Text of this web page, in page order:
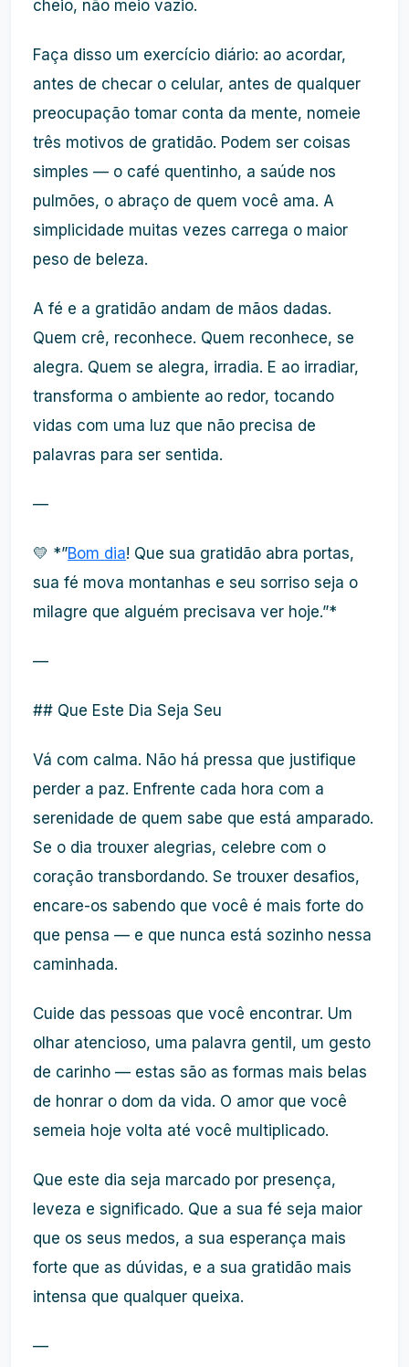
cheio, não meio vazio.
Faça disso um exercício diário: ao acordar,
antes de checar o celular, antes de qualquer
preocupação tomar conta da mente, nomeie
três motivos de gratidão. Podem ser coisas
simples — o café quentinho, a saúde nos
pulmões, o abraço de quem você ama. A
simplicidade muitas vezes carrega o maior
peso de beleza.
A fé e a gratidão andam de mãos dadas.
Quem crê, reconhece. Quem reconhece, se
alegra. Quem se alegra, irradia. E ao irradiar,
transforma o ambiente ao redor, tocando
vidas com uma luz que não precisa de
palavras para ser sentida.
—
💛 *”Bom dia! Que sua gratidão abra portas,
sua fé mova montanhas e seu sorriso seja o
milagre que alguém precisava ver hoje.”*
—
## Que Este Dia Seja Seu
Vá com calma. Não há pressa que justifique
perder a paz. Enfrente cada hora com a
serenidade de quem sabe que está amparado.
Se o dia trouxer alegrias, celebre com o
coração transbordando. Se trouxer desafios,
encare-os sabendo que você é mais forte do
que pensa — e que nunca está sozinho nessa
caminhada.
Cuide das pessoas que você encontrar. Um
olhar atencioso, uma palavra gentil, um gesto
de carinho — estas são as formas mais belas
de honrar o dom da vida. O amor que você
semeia hoje volta até você multiplicado.
Que este dia seja marcado por presença,
leveza e significado. Que a sua fé seja maior
que os seus medos, a sua esperança mais
forte que as dúvidas, e a sua gratidão mais
intensa que qualquer queixa.
—